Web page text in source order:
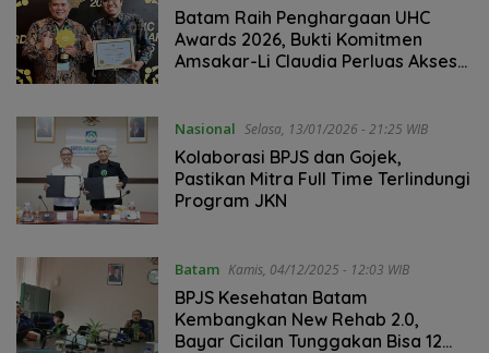
Batam Raih Penghargaan UHC
Awards 2026, Bukti Komitmen
Amsakar-Li Claudia Perluas Akses
Nasional Selasa, 13/01/2026 - 21:25 WIB
Kolaborasi BPJS dan Gojek,
Pastikan Mitra Full Time Terlindungi
Program JKN
Batam Kamis, 04/12/2025 - 12:03 WIB
BPJS Kesehatan Batam
Kembangkan New Rehab 2.0,
Bayar Cicilan Tunggakan Bisa 12